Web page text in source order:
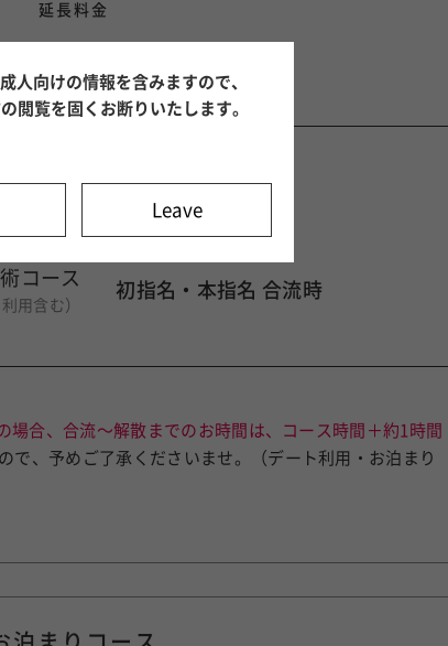
延長料金
お時間スタート
スのみ
コース
用含む）
初指名・本指名 合流時
場合、合流〜解散までのお時間は、コース時間＋約1時間
ので、予めご了承くださいませ。（デート利用・お泊まり
泊まりコース
人向けの情報を含みますので、
閲覧を固くお断りいたします。
Leave